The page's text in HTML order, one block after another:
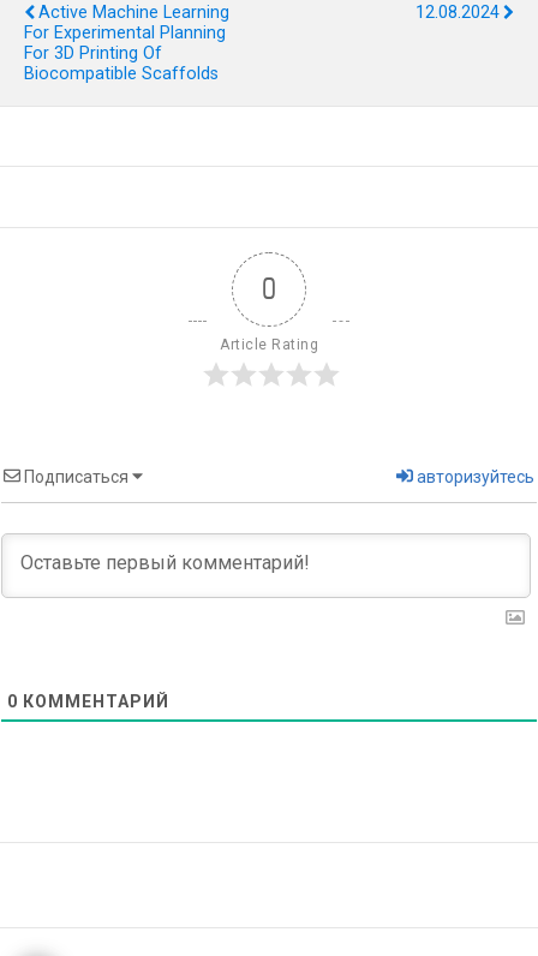
Active Machine Learning
For Experimental Planning
For 3D Printing Of
Biocompatible Scaffolds
12.08.2024
0
Article Rating
Подписаться авторизуйтесь
0 КОММЕНТАРИЙ